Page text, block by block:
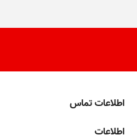
اطلاعات تماس